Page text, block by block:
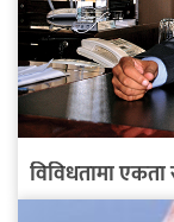
विविधतामा एकता